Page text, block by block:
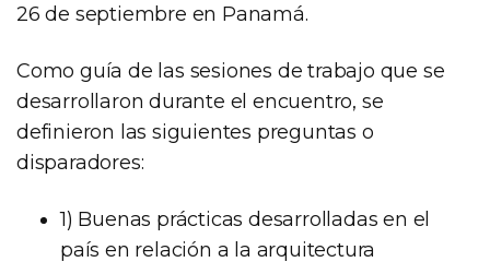
26 de septiembre en Panamá.
Como guía de las sesiones de trabajo que se
desarrollaron durante el encuentro, se
definieron las siguientes preguntas o
disparadores:
1) Buenas prácticas desarrolladas en el
país en relación a la arquitectura